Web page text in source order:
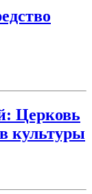
Церковь
культуры